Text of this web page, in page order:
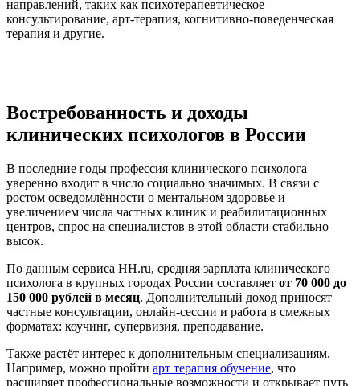
направлений, таких как психотерапевтическое
консультирование, арт-терапия, когнитивно-поведенческая
терапия и другие.
Востребованность и доходы
клинических психологов в России
В последние годы профессия клинического психолога
уверенно входит в число социально значимых. В связи с
ростом осведомлённости о ментальном здоровье и
увеличением числа частных клиник и реабилитационных
центров, спрос на специалистов в этой области стабильно
высок.
По данным сервиса HH.ru, средняя зарплата клинического
психолога в крупных городах России составляет от 70 000 до
150 000 рублей в месяц. Дополнительный доход приносят
частные консультации, онлайн-сессии и работа в смежных
форматах: коучинг, супервизия, преподавание.
Также растёт интерес к дополнительным специализациям.
Например, можно пройти арт терапия обучение, что
расширяет профессиональные возможности и открывает путь